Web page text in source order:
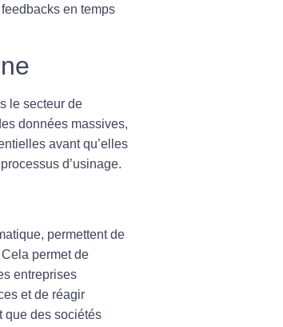
en temps
le secteur de
données massives,
avant qu’elles
d’usinage.
permettent de
permet de
entreprises
et de réagir
que des sociétés